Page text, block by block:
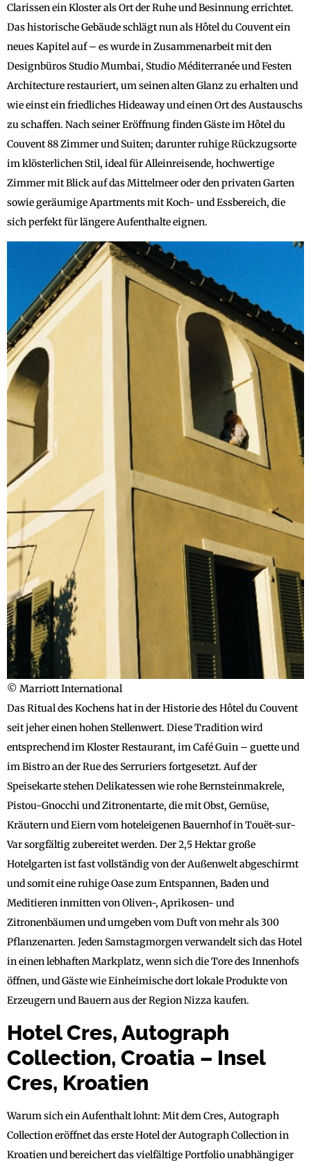
Clarissen ein Kloster als Ort der Ruhe und Besinnung errichtet.
Das historische Gebäude schlägt nun als Hôtel du Couvent ein
neues Kapitel auf – es wurde in Zusammenarbeit mit den
Designbüros Studio Mumbai, Studio Méditerranée und Festen
Architecture restauriert, um seinen alten Glanz zu erhalten und
wie einst ein friedliches Hideaway und einen Ort des Austauschs
zu schaffen. Nach seiner Eröffnung finden Gäste im Hôtel du
Couvent 88 Zimmer und Suiten; darunter ruhige Rückzugsorte
im klösterlichen Stil, ideal für Alleinreisende, hochwertige
Zimmer mit Blick auf das Mittelmeer oder den privaten Garten
sowie geräumige Apartments mit Koch- und Essbereich, die
sich perfekt für längere Aufenthalte eignen.
© Marriott International
Das Ritual des Kochens hat in der Historie des Hôtel du Couvent
seit jeher einen hohen Stellenwert. Diese Tradition wird
entsprechend im Kloster Restaurant, im Café Guin – guette und
im Bistro an der Rue des Serruriers fortgesetzt. Auf der
Speisekarte stehen Delikatessen wie rohe Bernsteinmakrele,
Pistou-Gnocchi und Zitronentarte, die mit Obst, Gemüse,
Kräutern und Eiern vom hoteleigenen Bauernhof in Touët-sur-
Var sorgfältig zubereitet werden. Der 2,5 Hektar große
Hotelgarten ist fast vollständig von der Außenwelt abgeschirmt
und somit eine ruhige Oase zum Entspannen, Baden und
Meditieren inmitten von Oliven-, Aprikosen- und
Zitronenbäumen und umgeben vom Duft von mehr als 300
Pflanzenarten. Jeden Samstagmorgen verwandelt sich das Hotel
in einen lebhaften Markplatz, wenn sich die Tore des Innenhofs
öffnen, und Gäste wie Einheimische dort lokale Produkte von
Erzeugern und Bauern aus der Region Nizza kaufen.
Hotel Cres, Autograph
Collection, Croatia – Insel
Cres, Kroatien
Warum sich ein Aufenthalt lohnt: Mit dem Cres, Autograph
Collection eröffnet das erste Hotel der Autograph Collection in
Kroatien und bereichert das vielfältige Portfolio unabhängiger